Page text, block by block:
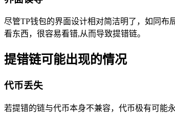
尽管TP钱包的界面设计相对简洁明了，如同
看东西，很容易看错,从而导致提错链。
提错链可能出现的情况
代币丢失
若提错的链与代币本身不兼容，代币极有可能